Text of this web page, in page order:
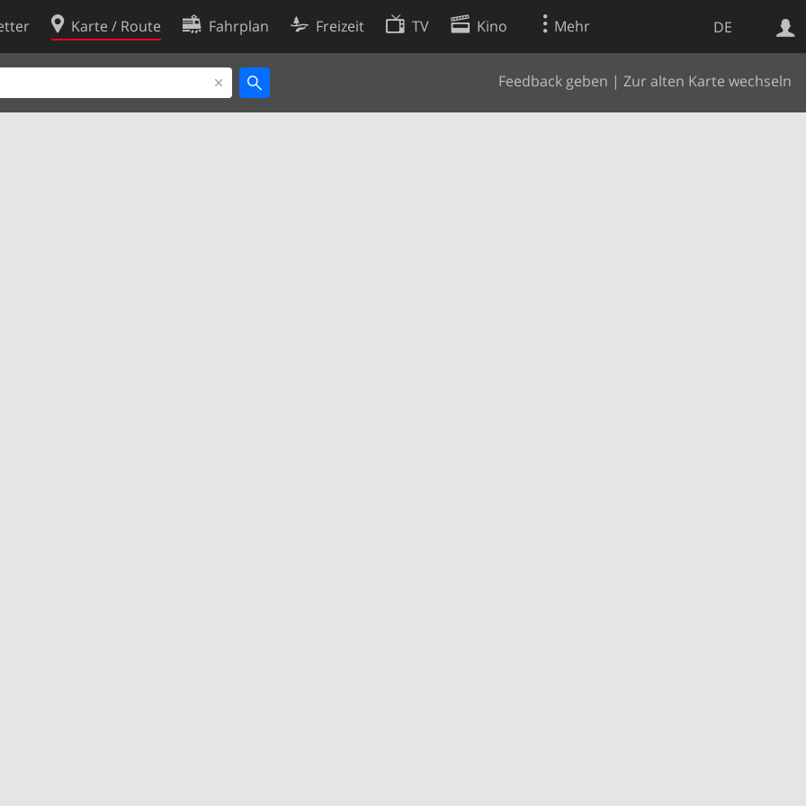
DE
Karte / Route Fahrplan Freizeit TV Kino Mehr
Feedback geben | Zur alten Karte wechseln
Websuche
Cookie-Richtlinie
Cookie-Einstellungen